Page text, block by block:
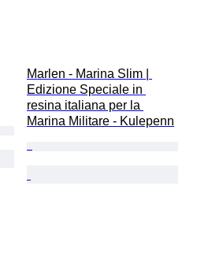
Marlen - Marina Slim |
Edizione Speciale in
resina italiana per la
Marina Militare - Kulepenn